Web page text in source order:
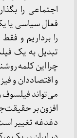
اجتماعی را
فعال سیاسی یا
را برداریم و
تبدیل به یک
چرا این کلمه
و اقتصاددان و
می‌تواند
افزون بر